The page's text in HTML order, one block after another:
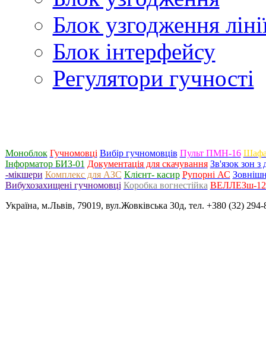
Блок узгодження
Блок інтерфейсу
Регулятори гучності
Моноблок Гучномовці Вибір гучномовців Пульт ПМН-16 Шафа
Інформатор БИЗ-01 Документація для скачування Зв'язок зон
-мікшери Комплекс для АЗС Клієнт- касир Рупорні АС
Вибухозахищені гучномовці Коробка вогнестійка ВЕЛЛЕЗш-
Україна, м.Львів, 79019, вул.Жовківська 30д, тел. +380 (32)